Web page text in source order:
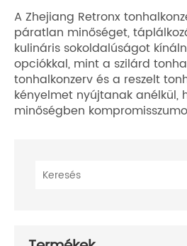
A Zhejiang Retronx
páratlan minőséget,
kulináris sokoldalúságot
opciókkal, mint a szilárd
tonhalkonzerv és a reszelt
kényelmet nyújtanak anélkül,
minőségben